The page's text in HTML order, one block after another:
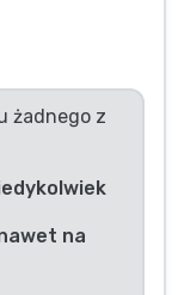
żadnego z
na